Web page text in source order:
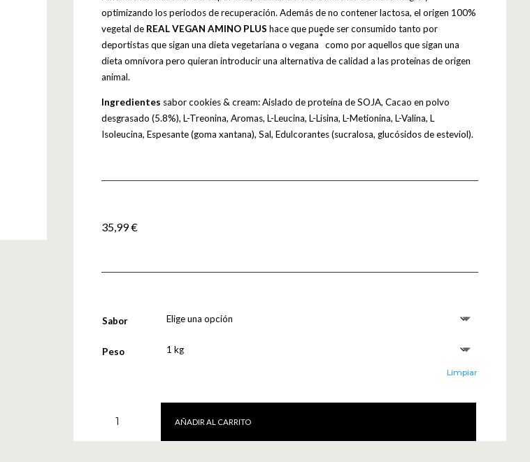
optimizando los periodos de recuperación. Además de no contener lactosa, el origen 100%
vegetal de REAL VEGAN AMINO PLUS hace que puede ser consumido tanto por
deportistas que sigan una dieta vegetariana o vegana
*
como por aquellos que sigan una
dieta omnívora pero quieran introducir una alternativa de calidad a las proteínas de origen
animal.
Ingredientes sabor cookies & cream: Aislado de proteína de SOJA, Cacao en polvo
desgrasado (5.8%), L-Treonina, Aromas, L-Leucina, L-Lisina, L-Metionina, L-Valina, L
Isoleucina, Espesante (goma xantana), Sal, Edulcorantes (sucralosa, glucósidos de esteviol).
35,99€
Sabor
Peso
Limpiar
Vegan
Amino
AÑADIR AL CARRITO